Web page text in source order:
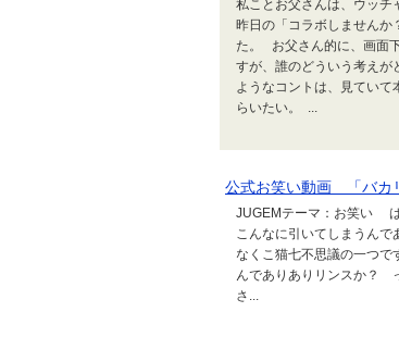
私ことお父さんは、ウッチ
昨日の「コラボしませんか
た。 お父さん的に、画面
すが、誰のどういう考えが
ようなコントは、見てい
らいたい。 ...
公式お笑い動画 「バカ
JUGEMテーマ：お笑い
こんなに引いてしまうん
なくこ猫七不思議の一つ
んでありありリンスか？
さ...